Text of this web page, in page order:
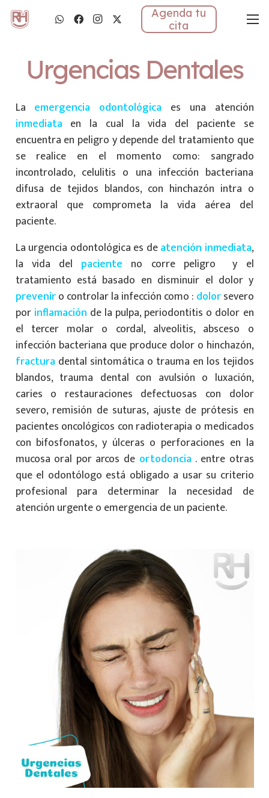
Agenda tu
cita
Urgencias Dentales
La emergencia odontológica es una atención
inmediata en la cual la vida del paciente se
encuentra en peligro y depende del tratamiento que
se realice en el momento como: sangrado
incontrolado, celulitis o una infección bacteriana
difusa de tejidos blandos, con hinchazón intra o
extraoral que comprometa la vida aérea del
paciente.
La urgencia odontológica es deatención inmediata,
la vida del paciente no corre peligro y el
tratamiento está basado en disminuir el dolor y
preveniro controlar la infección como : dolorsevero
por inflamación de la pulpa, periodontitis o dolor en
el tercer molar o cordal, alveolitis, absceso o
infección bacteriana que produce dolor o hinchazón,
fractura dental sintomática o trauma en los tejidos
blandos, trauma dental con avulsión o luxación,
caries o restauraciones defectuosas con dolor
severo, remisión de suturas, ajuste de prótesis en
pacientes oncológicos con radioterapia o medicados
con bifosfonatos, y úlceras o perforaciones en la
mucosa oral por arcos de ortodoncia . entre otras
que el odontólogo está obligado a usar su criterio
profesional para determinar la necesidad de
atención urgente o emergencia de un paciente.